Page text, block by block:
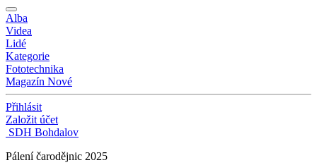
Alba
Videa
Lidé
Kategorie
Fototechnika
Magazín Nové
Přihlásit
Založit účet
SDH Bohdalov
Pálení čarodějnic 2025